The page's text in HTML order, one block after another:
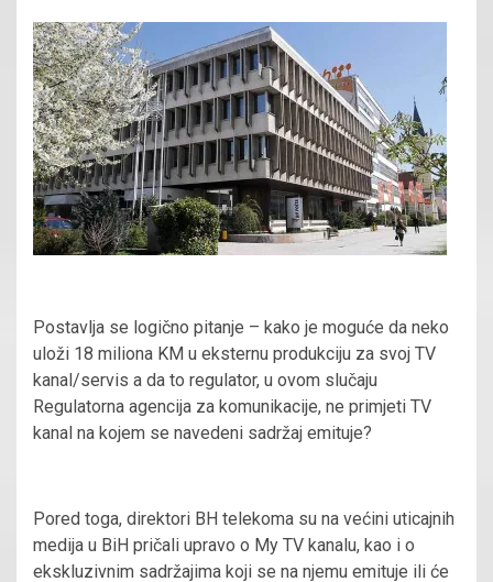
Postavlja se logično pitanje – kako je moguće da neko
uloži 18 miliona KM u eksternu produkciju za svoj TV
kanal/servis a da to regulator, u ovom slučaju
Regulatorna agencija za komunikacije, ne primjeti TV
kanal na kojem se navedeni sadržaj emituje?
Pored toga, direktori BH telekoma su na većini uticajnih
medija u BiH pričali upravo o My TV kanalu, kao i o
ekskluzivnim sadržajima koji se na njemu emituje ili će